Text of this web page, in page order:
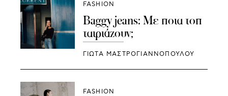
FASHION
Baggy jeans: Με ποια τοπ
ταιριάζουν;
ΓΙΩΤΑ ΜΑΣΤΡΟΓΙΑΝΝΟΠΟΥΛΟΥ
FASHION